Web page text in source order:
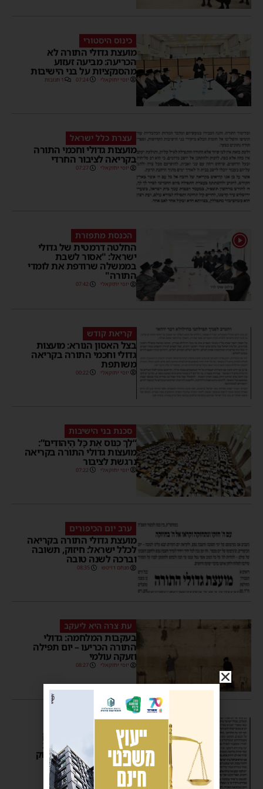
כינוס היסטורי
מועצת גדולי התורה לא
הכריעה: מביעה זעזוע
מהסנקציות על בני הישיבות
יוסי יחזקאלי 07:24 1 תגובות
עצרת כלל ישראל
מועצות גדולי וחכמי התורה
בקריאה לציבור החרדי
יוסי יחזקאלי 07:27
1 הכנסת מתפזרת
החלטה דרמטית של גדולי
ישראל: "אסור לשבת
בממשלה שרודפת את לומדי
התורה"
יוסי יחזקאלי 07:42
קריאת קודש
בצל האסון הנורא: מועצות
גדולי וחכמי התורה בקריאה
משותפת
יוסי יחזקאלי 00:22
סכנת בני הישיבות
“לֵךְ כְּנוֹס אֶת כָּל הַיְּהוּדִים”:
מועצות גדולי התורה בקריאה
נרגשת לציבור
יוסי יחזקאלי 07:22
ערב יום הכיפורים
מועצת גדולי התורה בקריאה
לכלל ישראל: חיזוק, תשובה
וברכה לשנה טובה
מנחם דויטש 08:35
עת צרה היא ליעקב
בעקבות המלחמה: גדולי
התורה הכריעו – יום תפילה
וזעקה עולמי
יוסי יחזקאלי 08:27
בעד עמך רחמים שאלי
“להרבות בתפילה, לזעוק
ולהתחנן להשם”: מועצת
גדולי התורה במכתב חיזוק
יוסי יחזקאלי 08:30